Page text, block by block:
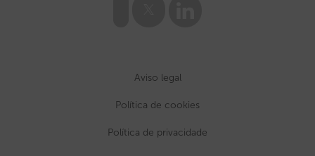
Aviso legal
Política de cookies
Política de privacidade